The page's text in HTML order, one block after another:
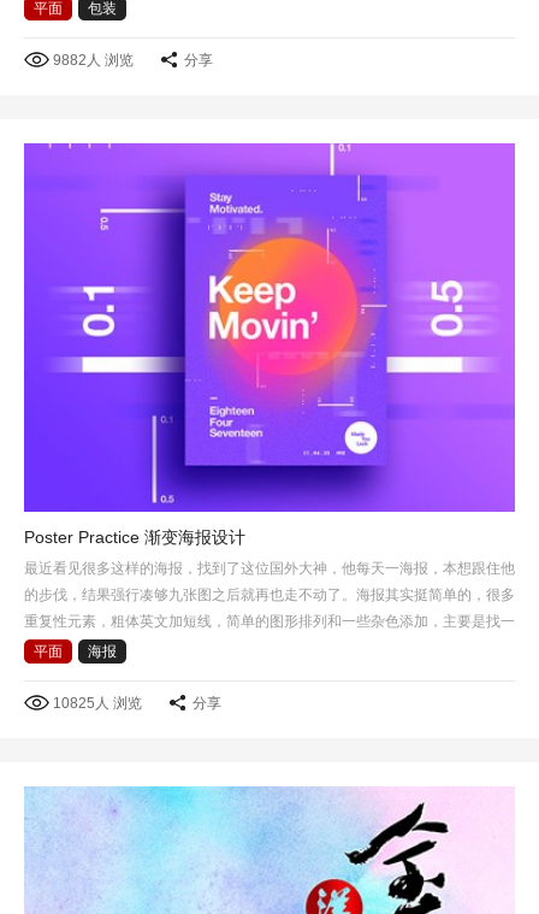
平面 包装
9882人 浏览 分享
Poster Practice 渐变海报设计
最近看见很多这样的海报，找到了这位国外大神，他每天一海报，本想跟住他
的步伐，结果强行凑够九张图之后就再也走不动了。海报其实挺简单的，很多
重复性元素，粗体英文加短线，简单的图形排列和一些杂色添加，主要是找一
些好的色彩感觉吧!
平面 海报
10825人 浏览 分享